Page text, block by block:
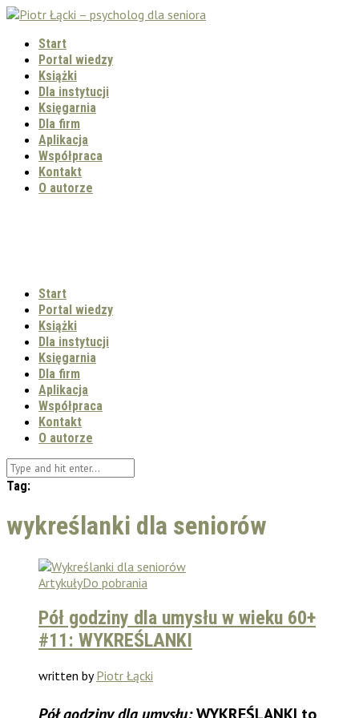
Start
Portal wiedzy
Książki
Dla instytucji
Księgarnia
Dla firm
Aplikacja
Współpraca
Kontakt
O autorze
Start
Portal wiedzy
Książki
Dla instytucji
Księgarnia
Dla firm
Aplikacja
Współpraca
Kontakt
O autorze
Tag:
wykreślanki dla seniorów
ArtykułyDo pobrania
Pół godziny dla umysłu w wieku 60+
#11: WYKREŚLANKI
written byPiotr Łącki
Pół godziny dla umysłu:WYKREŚLANKI to